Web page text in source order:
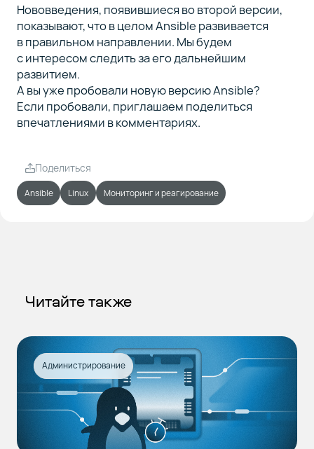
Нововведения, появившиеся во второй версии,
показывают, что в целом Ansible развивается
в правильном направлении. Мы будем
с интересом следить за его дальнейшим
развитием.
А вы уже пробовали новую версию Ansible?
Если пробовали, приглашаем поделиться
впечатлениями в комментариях.
Поделиться
Ansible Linux Мониторинг и реагирование
Читайте также
Администрирование